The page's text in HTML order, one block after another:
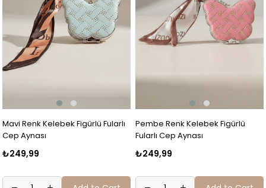
Mavi Renk Kelebek Figürlü Fularlı
Cep Aynası
₺249,99
Pembe Renk Kelebek Figürlü
Fularlı Cep Aynası
₺249,99